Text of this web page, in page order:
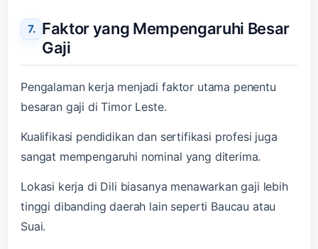
Faktor yang Mempengaruhi Besar
Gaji
Pengalaman kerja menjadi faktor utama penentu
besaran gaji di Timor Leste.
Kualifikasi pendidikan dan sertifikasi profesi juga
sangat mempengaruhi nominal yang diterima.
Lokasi kerja di Dili biasanya menawarkan gaji lebih
tinggi dibanding daerah lain seperti Baucau atau
Suai.